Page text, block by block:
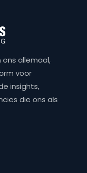
allemaal,
voor
insights,
die ons als